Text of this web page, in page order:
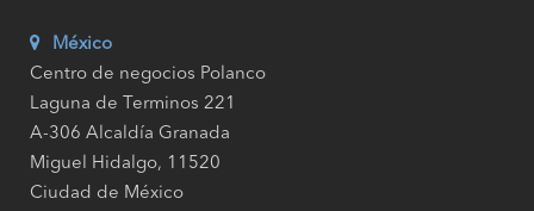
México
Centro de negocios Polanco
Laguna de Terminos 221
A-306 Alcaldía Granada
Miguel Hidalgo, 11520
Ciudad de México